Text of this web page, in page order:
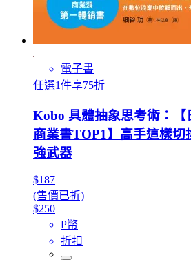
電子書
任選1件享75折
Kobo 具體抽象思考術：【
商業書TOP1】高手這樣
強武器
$187
(售價已折)
$250
P幣
折扣